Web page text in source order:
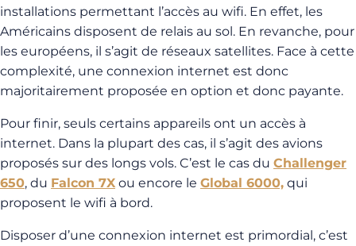
installations permettant l’accès au wifi. En effet, les
Américains disposent de relais au sol. En revanche, pour
les européens, il s’agit de réseaux satellites. Face à cette
complexité, une connexion internet est donc
majoritairement proposée en option et donc payante.
Pour finir, seuls certains appareils ont un accès à
internet. Dans la plupart des cas, il s’agit des avions
proposés sur des longs vols. C’est le cas du Challenger
650, du Falcon 7X ou encore le Global 6000, qui
proposent le wifi à bord.
Disposer d’une connexion internet est primordial, c’est